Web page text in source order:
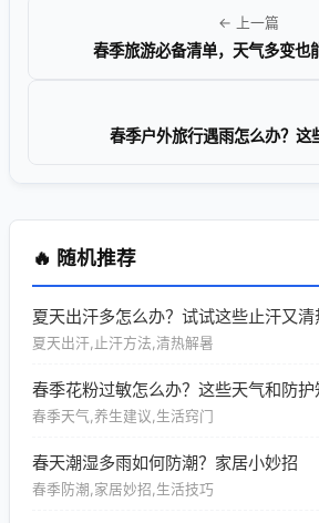
← 上一篇
春季旅游必备清单，天气多变也
春季户外旅行遇雨怎么办？这
🔥 随机推荐
夏天出汗多怎么办？试试这些止汗又清
夏天出汗,止汗方法,清热解暑
春季花粉过敏怎么办？这些天气和防
春季天气,养生建议,生活窍门
春天潮湿多雨如何防潮？家居小妙招
春季防潮,家居妙招,生活技巧